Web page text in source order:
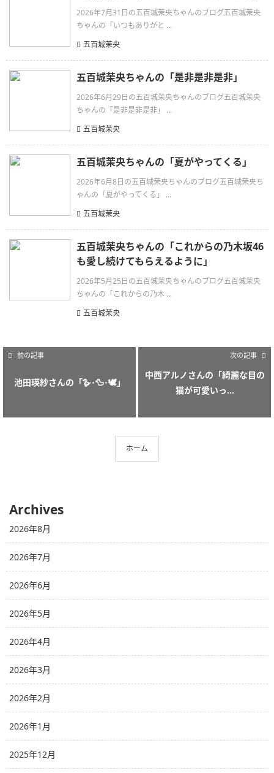
2026年7月31日の五百城茉央ちゃんのブログ五百城茉央
ちゃんの「いつもありがと ...
五百城茉央
五百城茉央ちゃんの「是非是非是非」
2026年6月29日の五百城茉央ちゃんのブログ五百城茉央
ちゃんの「是非是非是非」 ...
五百城茉央
五百城茉央ちゃんの「夏がやってくる」
2026年6月8日の五百城茉央ちゃんのブログ五百城茉央ち
ゃんの「夏がやってくる」 ...
五百城茉央
五百城茉央ちゃんの「これからの乃木坂46
も愛し続けてもらえるように」
2026年5月25日の五百城茉央ちゃんのブログ五百城茉央
ちゃんの「これからの乃木 ...
五百城茉央
前の記事
池田瑛紗さんの「🪿･🦆･🕊」
次の記事
中西アルノさんの「綺麗な目の
猫が可愛いっ...
ホーム
Archives
2026年8月
2026年7月
2026年6月
2026年5月
2026年4月
2026年3月
2026年2月
2026年1月
2025年12月